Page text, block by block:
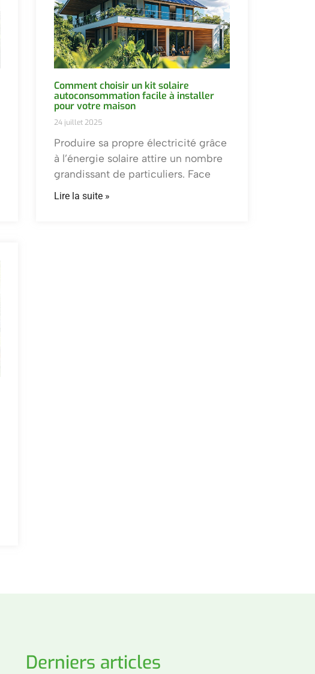
Comment choisir un kit solaire
autoconsommation facile à installer
pour votre maison
24 juillet 2025
Produire sa propre électricité grâce
à l’énergie solaire attire un nombre
grandissant de particuliers. Face
Lire la suite »
Derniers articles